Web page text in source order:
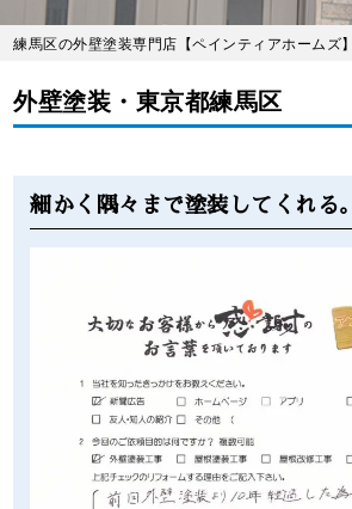
練馬区の外壁塗装専門店【ペインティアホームズ】
外壁塗装・東京都練馬区
Before After
細かく隅々まで塗装してくれる。